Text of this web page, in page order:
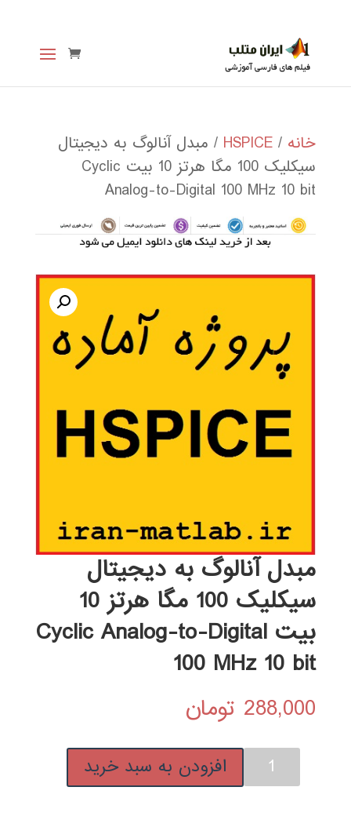
خانه /
HSPICE / مبدل آنالوگ به دیجیتال
سیکلیک 100 مگا هرتز 10 بیت Cyclic
Analog-to-Digital 100 MHz 10 bit
مبدل آنالوگ به دیجیتال
سیکلیک 100 مگا هرتز 10
بیت Cyclic Analog-to-Digital
100 MHz 10 bit
288,000 تومان
مبدل
آنالوگ
افزودن به سبد خرید